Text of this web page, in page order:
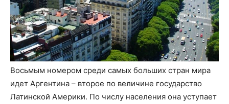
Восьмым номером среди самых больших стран мира
идет Аргентина – второе по величине государство
Латинской Америки. По числу населения она уступает